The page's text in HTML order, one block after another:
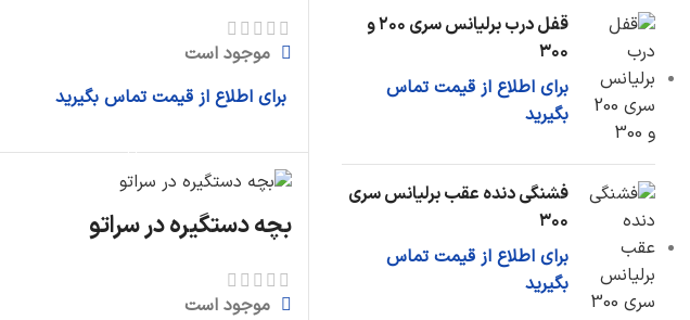
قفل درب برلیانس سری ۲۰۰ و
۳۰۰
برای اطلاع از قیمت تماس
بگیرید
فشنگی دنده عقب برلیانس سری
۳۰۰
برای اطلاع از قیمت تماس
بگیرید
موجود است
برای اطلاع از قیمت تماس بگیرید
بچه دستگیره در سراتو
موجود است